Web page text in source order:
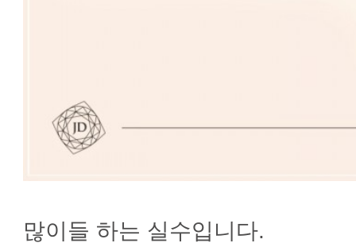
많이들 하는 실수입니다.